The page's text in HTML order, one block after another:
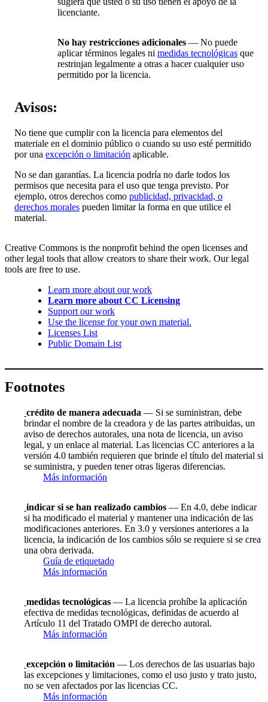
licenciante.
No hay restricciones adicionales — No puede
aplicar términos legales ni medidas tecnológicas que
restrinjan legalmente a otras a hacer cualquier uso
permitido por la licencia.
Avisos:
No tiene que cumplir con la licencia para elementos del
materiale en el dominio público o cuando su uso esté permitido
por una excepción o limitación aplicable.
No se dan garantías. La licencia podría no darle todos los
permisos que necesita para el uso que tenga previsto. Por
ejemplo, otros derechos como publicidad, privacidad, o
derechos morales pueden limitar la forma en que utilice el
material.
Creative Commons is the nonprofit behind the open licenses and
other legal tools that allow creators to share their work. Our legal
tools are free to use.
Learn more about our work
Learn more about CC Licensing
Support our work
Use the license for your own material.
Licenses List
Public Domain List
Footnotes
crédito de manera adecuada — Si se suministran, debe
brindar el nombre de la creadora y de las partes atribuidas, un
aviso de derechos autorales, una nota de licencia, un aviso
legal, y un enlace al material. Las licencias CC anteriores a la
versión 4.0 también requieren que brinde el título del material si
se suministra, y pueden tener otras ligeras diferencias.
Más información
indicar si se han realizado cambios — En 4.0, debe indicar
si ha modificado el material y mantener una indicación de las
modificaciones anteriores. En 3.0 y versiones anteriores a la
licencia, la indicación de los cambios sólo se requiere si se crea
una obra derivada.
Guía de etiquetado
Más información
medidas tecnológicas — La licencia prohíbe la aplicación
efectiva de medidas tecnológicas, definidas de acuerdo al
Artículo 11 del Tratado OMPI de derecho autoral.
Más información
excepción o limitación — Los derechos de las usuarias bajo
las excepciones y limitaciones, como el uso justo y trato justo,
no se ven afectados por las licencias CC.
Más información